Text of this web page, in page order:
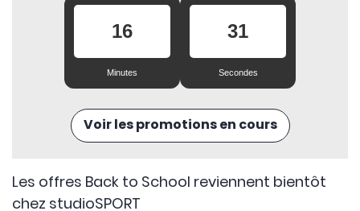
16
Minutes
30
Secondes
Voir les promotions en cours
Les offres Back to School reviennent bientôt
chez studioSPORT